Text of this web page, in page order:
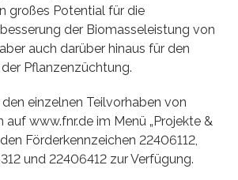
großes Potential für die
der Biomasseleistung von
auch darüber hinaus für den
Pflanzenzüchtung.
einzelnen Teilvorhaben von
auf www.fnr.de im Menü „Projekte &
Förderkennzeichen 22406112,
und 22406412 zur Verfügung.